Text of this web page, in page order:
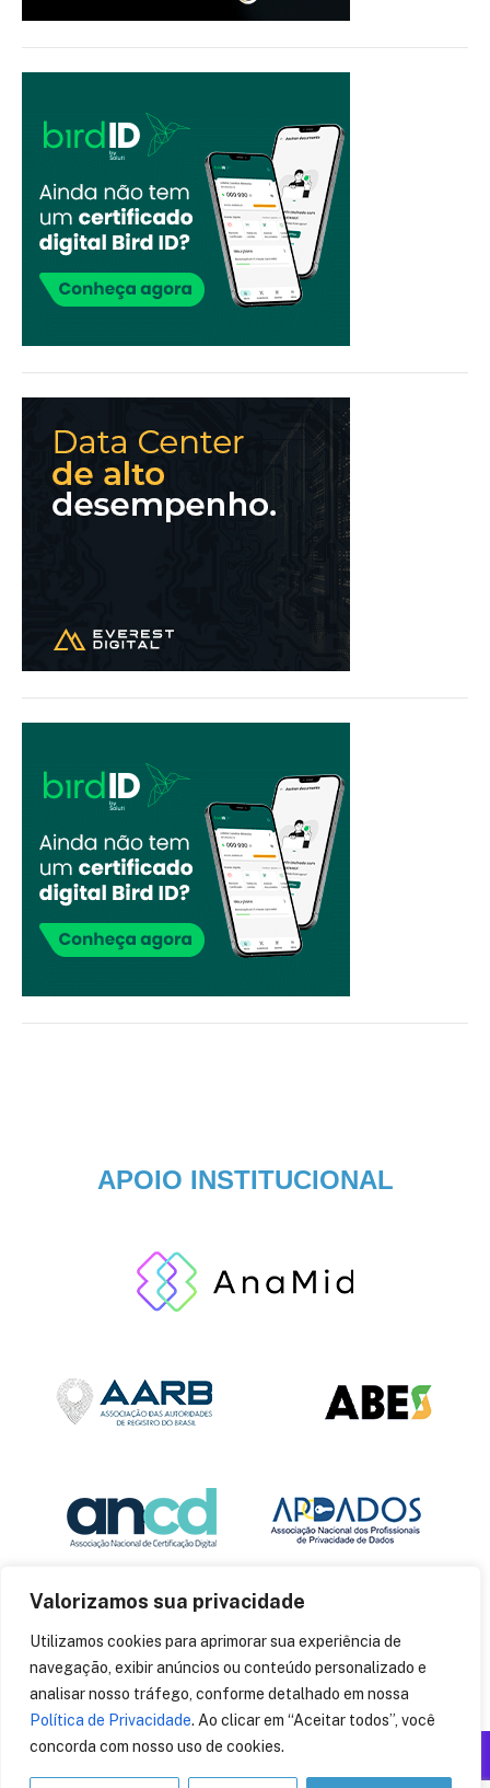
Valorizamos sua privacidade
Utilizamos cookies para aprimorar sua experiência de
navegação, exibir anúncios ou conteúdo personalizado e
analisar nosso tráfego, conforme detalhado em nossa
Política de Privacidade. Ao clicar em “Aceitar todos”, você
concorda com nosso uso de cookies.
APOIO INSTITUCIONAL
© 2014CryptoID. Todos os direitos reservados.